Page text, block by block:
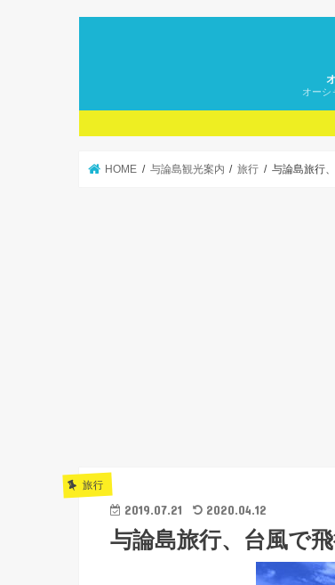
オーシ
HOME 与論島観光案内 旅行 与論島旅行
旅行
2019.07.21 2020.04.12
与論島旅行、台風で